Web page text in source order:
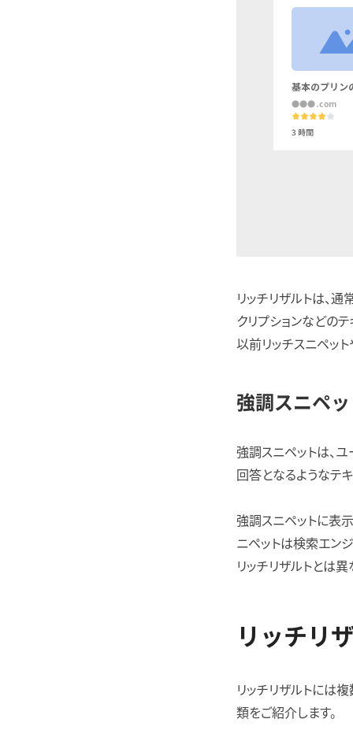
リッチリザルトは、
クリプションなどの
以前リッチスニペッ
強調スニペ
強調スニペットは、
回答となるようなテ
強調スニペットに表
ニペットは検索エン
リッチリザルトとは異
リッチリ
リッチリザルトには
類をご紹介します。